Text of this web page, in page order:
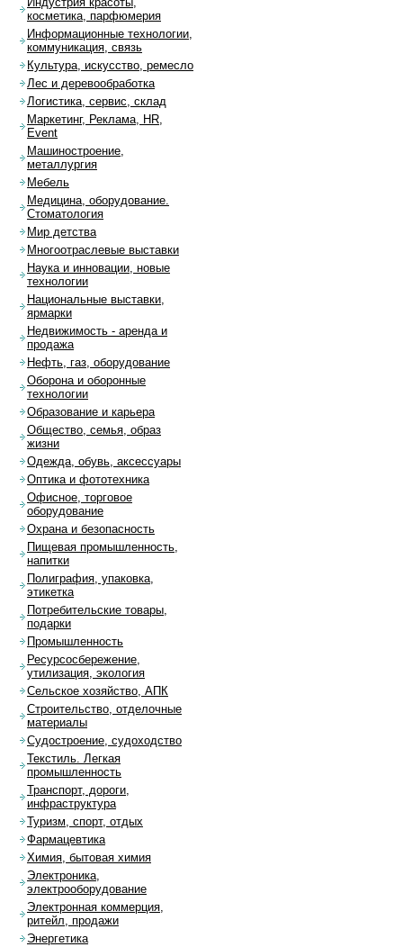
косметика, парфюмерия
Информационные технологии,
коммуникация, связь
Культура, искусство, ремесло
Лес и деревообработка
Логистика, сервис, склад
Маркетинг, Реклама, HR,
Event
Машиностроение,
металлургия
Мебель
Медицина, оборудование.
Стоматология
Мир детства
Многоотраслевые выставки
Наука и инновации, новые
технологии
Национальные выставки,
ярмарки
Недвижимость - аренда и
продажа
Нефть, газ, оборудование
Оборона и оборонные
технологии
Образование и карьера
Общество, семья, образ
жизни
Одежда, обувь, аксессуары
Оптика и фототехника
Офисное, торговое
оборудование
Охрана и безопасность
Пищевая промышленность,
напитки
Полиграфия, упаковка,
этикетка
Потребительские товары,
подарки
Промышленность
Ресурсосбережение,
утилизация, экология
Сельское хозяйство, АПК
Строительство, отделочные
материалы
Судостроение, судоходство
Текстиль. Легкая
промышленность
Транспорт, дороги,
инфраструктура
Туризм, спорт, отдых
Фармацевтика
Химия, бытовая химия
Электроника,
электрооборудование
Электронная коммерция,
ритейл, продажи
Энергетика